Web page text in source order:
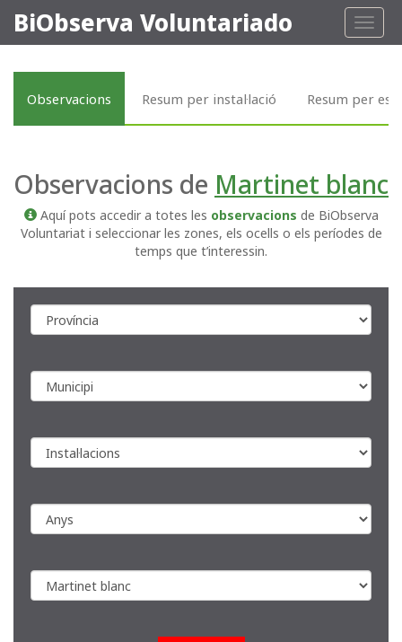
Toggle
BiObserva Voluntariado
Observacions Resum per instal·lació Resum per
Observacions de Martinet blanc
Aquí pots accedir a totes les observacions de BiObserva
Voluntariat i seleccionar les zones, els ocells o els períodes de
temps que t’interessin.